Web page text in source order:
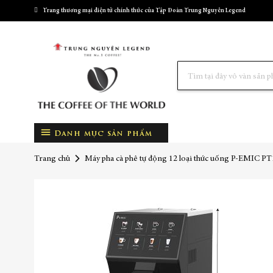
Trang thương mại điện tử chính thức của Tập Đoàn Trung Nguyên Legend
Danh mục sản phẩm
Trang chủ Máy pha cà phê tự động 12 loại thức uống P-EMIC
phần
đầu
của
thư
viện